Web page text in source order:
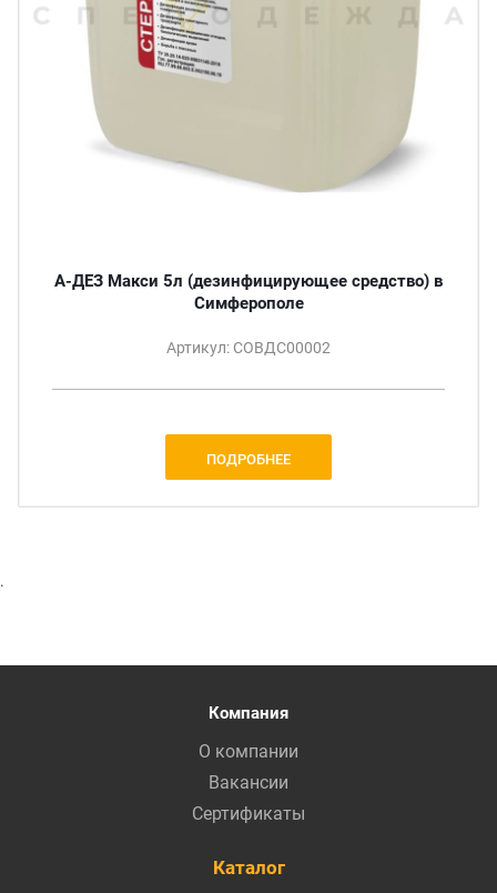
А-ДЕЗ Макси 5л (дезинфицирующее средство) в
Симферополе
Артикул: СОВДС00002
ПОДРОБНЕЕ
.
Компания
О компании
Вакансии
Сертификаты
Каталог